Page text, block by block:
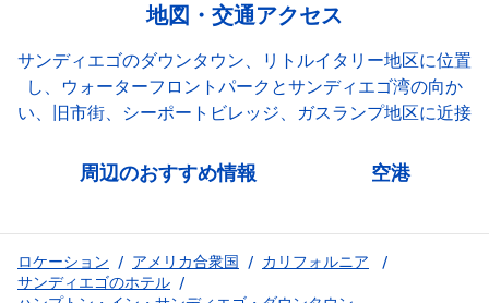
地図・交通アクセス
サンディエゴのダウンタウン、リトルイタリー地区に位置
し、ウォーターフロントパークとサンディエゴ湾の向か
い、旧市街、シーポートビレッジ、ガスランプ地区に近接
周辺のおすすめ情報 空港
ロケーション / アメリカ合衆国 / カリフォルニア
/
サンディエゴのホテル /